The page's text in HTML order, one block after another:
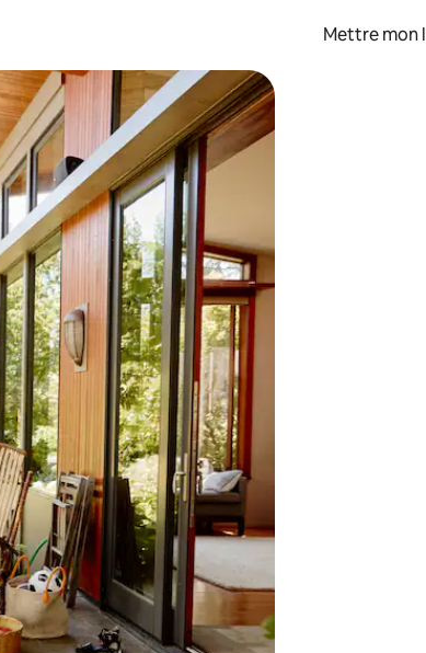
Mettre mon
ou en appuyant et en faisant glisser.